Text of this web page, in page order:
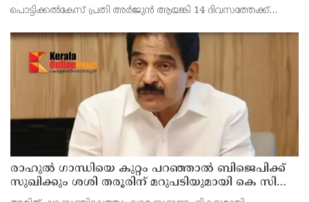
പൊട്ടിക്കൽകേസ് പ്രതി അര്‍ജുന്‍ ആയങ്കി 14 ദിവസത്തേക്ക്
മജിസ്‌ട്രേറ്റാണ് റിമാൻഡ് ചെയ്തത് പ്രതിയെ തലശേരി സബ്
ജയില
രാഹുല്‍ ഗാന്ധിയെ കുറ്റം പറഞ്ഞാല്‍ ബിജെപിക്ക്
സുഖിക്കും ശശി തരൂരിന് മറുപടിയുമായി കെ സി
വേണുഗോപാല്‍